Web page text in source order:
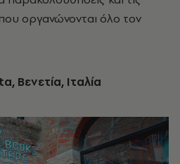
οργανώνονται όλο τον
Βενετία, Ιταλία